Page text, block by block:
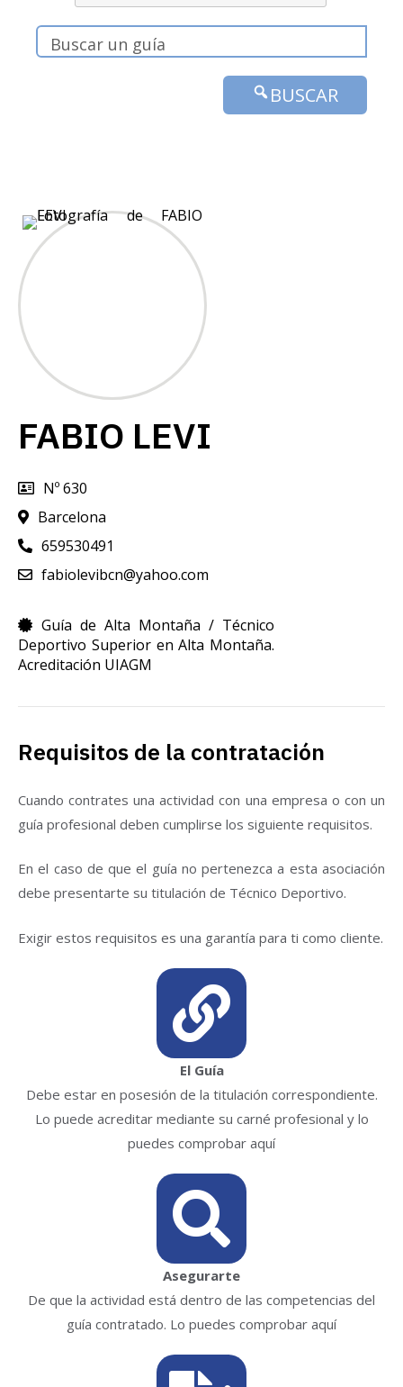
BUSCAR
FABIO LEVI
Nº 630
Barcelona
659530491
fabiolevibcn@yahoo.com
Guía de Alta Montaña / Técnico
Deportivo Superior en Alta Montaña.
Acreditación UIAGM
Requisitos de la contratación
Cuando contrates una actividad con una empresa o con un
guía profesional deben cumplirse los siguiente requisitos.
En el caso de que el guía no pertenezca a esta asociación
debe presentarte su titulación de Técnico Deportivo.
Exigir estos requisitos es una garantía para ti como cliente.
El Guía
Debe estar en posesión de la titulación correspondiente.
Lo puede acreditar mediante su carné profesional y lo
puedes comprobar aquí
Asegurarte
De que la actividad está dentro de las competencias del
guía contratado. Lo puedes comprobar aquí